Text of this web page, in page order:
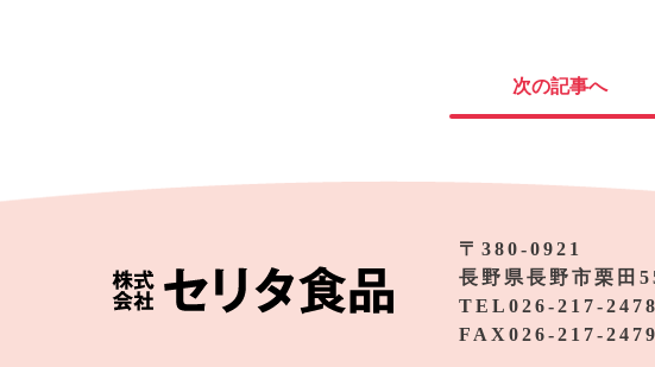
次の記事へ
〒380-0921
長野県長野市栗田
TEL026-217-
FAX026-217-